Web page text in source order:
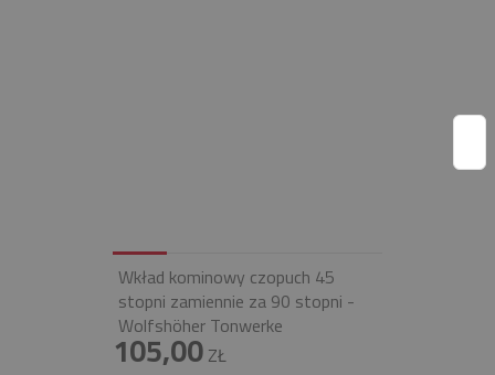
Wkład kominowy czopuch 45
stopni zamiennie za 90 stopni -
Wolfshöher Tonwerke
105,00ZŁ